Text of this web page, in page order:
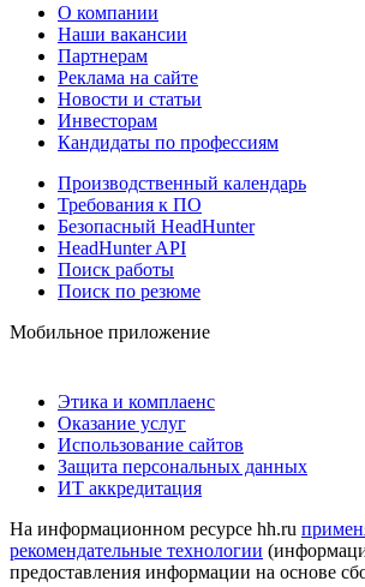
О компании
Наши вакансии
Партнерам
Реклама на сайте
Новости и статьи
Инвесторам
Кандидаты по профессиям
Производственный календарь
Требования к ПО
Безопасный HeadHunter
HeadHunter API
Поиск работы
Поиск по резюме
Мобильное приложение
Этика и комплаенс
Оказание услуг
Использование сайтов
Защита персональных данных
ИТ аккредитация
На информационном ресурсе hh.ru
рекомендательные технологии
предоставления информации на основе